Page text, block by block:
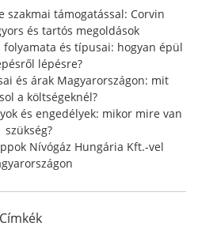
r
:
szakmai támogatással: Corvin
és tartós megoldások
folyamata és típusai: hogyan épül
lépésre?
és árak Magyarországon: mit
a költségeknél?
és engedélyek: mikor mire van
szükség?
Nívógáz Hungária Kft.-vel
Címkék